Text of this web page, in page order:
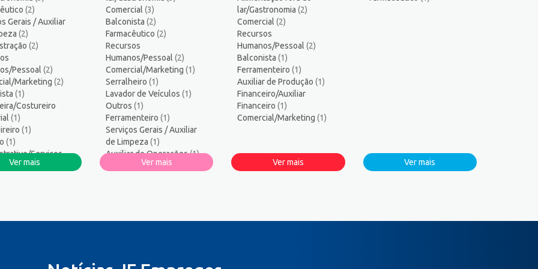
Professor
5
1
1
Humanos/Pessoal
3
do Trabalho
2
Diversos
1
Informática
1
Consultor de Vendas
4
(2)
Gerais / Auxiliar
(2)
(2)
Pessoal (2)
Marketing (2)
(1)
Costureiro
(1)
(1)
(1)
Serviços
(1)
Ver mais
Comercial (3)
Balconista (2)
Farmacêutico (2)
Recursos
Humanos/Pessoal (2)
Comercial/Marketing (1)
Serralheiro (1)
Lavador de Veículos (1)
Outros (1)
Ferramenteiro (1)
Serviços Gerais / Auxiliar
de Limpeza (1)
Auxiliar de Operações(1)
Administração(1)
Ver mais
lar/Gastronomia(2)
Comercial(2)
Recursos
Humanos/Pessoal(2)
Balconista(1)
Ferramenteiro(1)
Auxiliar de Produção(1)
Financeiro/Auxiliar
Financeiro(1)
Comercial/Marketing(1)
Ver mais Ver mais